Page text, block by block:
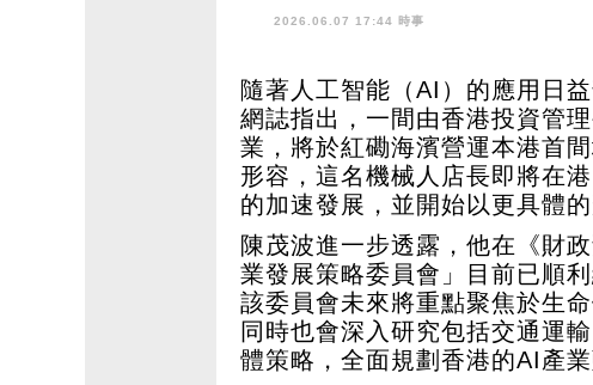
2026.06.07 17:44 時事
隨著人工智能（AI）的應用日
網誌指出，一間由香港投資管
業，將於紅磡海濱營運本港首
形容，這名機械人店長即將在
的加速發展，並開始以更具體
陳茂波進一步透露，他在《財
業發展策略委員會」目前已順
該委員會未來將重點聚焦於生
同時也會深入研究包括交通運
體策略，全面規劃香港的AI產業